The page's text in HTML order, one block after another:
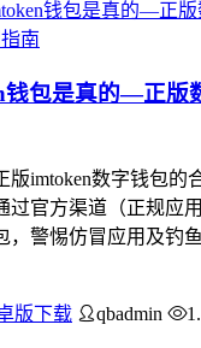
钱包是真的—正版
版imtoken数字钱包的
过官方渠道（正规应
，警惕仿冒应用及钓
版下载 qbadmin